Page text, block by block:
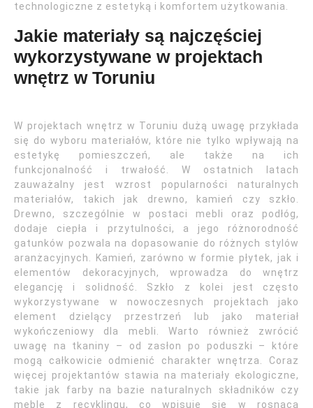
technologiczne z estetyką i komfortem użytkowania.
Jakie materiały są najczęściej
wykorzystywane w projektach
wnętrz w Toruniu
W projektach wnętrz w Toruniu dużą uwagę przykłada
się do wyboru materiałów, które nie tylko wpływają na
estetykę pomieszczeń, ale także na ich
funkcjonalność i trwałość. W ostatnich latach
zauważalny jest wzrost popularności naturalnych
materiałów, takich jak drewno, kamień czy szkło.
Drewno, szczególnie w postaci mebli oraz podłóg,
dodaje ciepła i przytulności, a jego różnorodność
gatunków pozwala na dopasowanie do różnych stylów
aranżacyjnych. Kamień, zarówno w formie płytek, jak i
elementów dekoracyjnych, wprowadza do wnętrz
elegancję i solidność. Szkło z kolei jest często
wykorzystywane w nowoczesnych projektach jako
element dzielący przestrzeń lub jako materiał
wykończeniowy dla mebli. Warto również zwrócić
uwagę na tkaniny – od zasłon po poduszki – które
mogą całkowicie odmienić charakter wnętrza. Coraz
więcej projektantów stawia na materiały ekologiczne,
takie jak farby na bazie naturalnych składników czy
meble z recyklingu, co wpisuje się w rosnącą